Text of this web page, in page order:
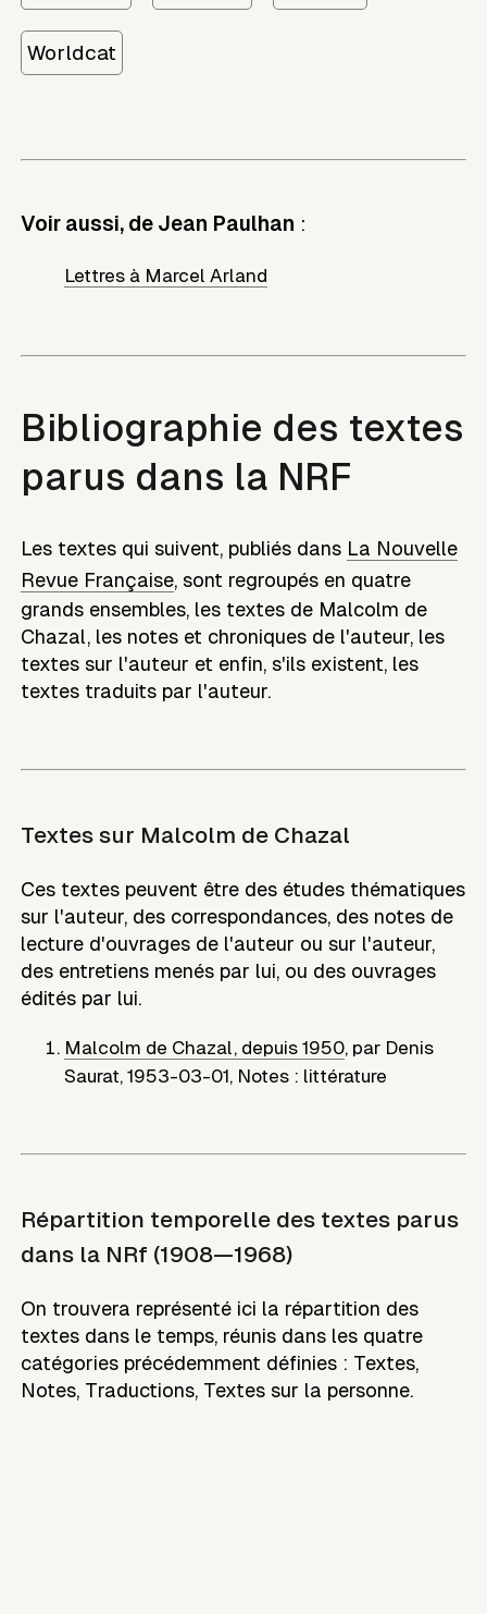
Worldcat
Voir aussi, de Jean Paulhan :
Lettres à Marcel Arland
Bibliographie des textes
parus dans la NRF
Les textes qui suivent, publiés dans La Nouvelle
Revue Française, sont regroupés en quatre
grands ensembles, les textes de Malcolm de
Chazal, les notes et chroniques de l'auteur, les
textes sur l'auteur et enfin, s'ils existent, les
textes traduits par l'auteur.
Textes sur Malcolm de Chazal
Ces textes peuvent être des études thématiques
sur l'auteur, des correspondances, des notes de
lecture d'ouvrages de l'auteur ou sur l'auteur,
des entretiens menés par lui, ou des ouvrages
édités par lui.
Malcolm de Chazal, depuis 1950, par Denis
Saurat, 1953-03-01, Notes : littérature
Répartition temporelle des textes parus
dans la NRf (1908—1968)
On trouvera représenté ici la répartition des
textes dans le temps, réunis dans les quatre
catégories précédemment définies : Textes,
Notes, Traductions, Textes sur la personne.